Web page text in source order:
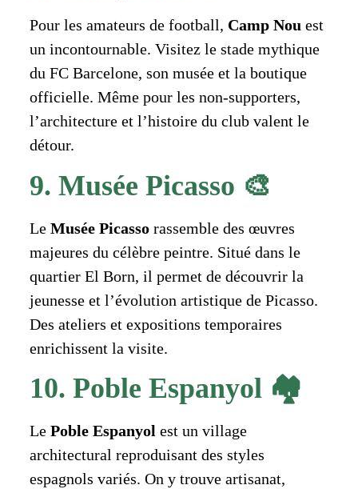
Pour les amateurs de football, Camp Nou est
un incontournable. Visitez le stade mythique
du FC Barcelone, son musée et la boutique
officielle. Même pour les non-supporters,
l’architecture et l’histoire du club valent le
détour.
9. Musée Picasso 🎨
Le Musée Picassorassemble des œuvres
majeures du célèbre peintre. Situé dans le
quartier El Born, il permet de découvrir la
jeunesse et l’évolution artistique de Picasso.
Des ateliers et expositions temporaires
enrichissent la visite.
10. Poble Espanyol 🏘️
Le Poble Espanyol est un village
architectural reproduisant des styles
espagnols variés. On y trouve artisanat,